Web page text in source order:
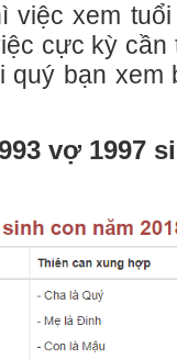
việc xem
cực kỳ cần
quý bạn xem
vợ 1997